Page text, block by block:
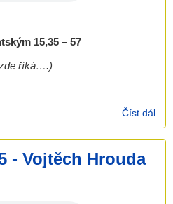
15,35 – 57
říká….)
Číst dál
- Vojtěch Hrouda